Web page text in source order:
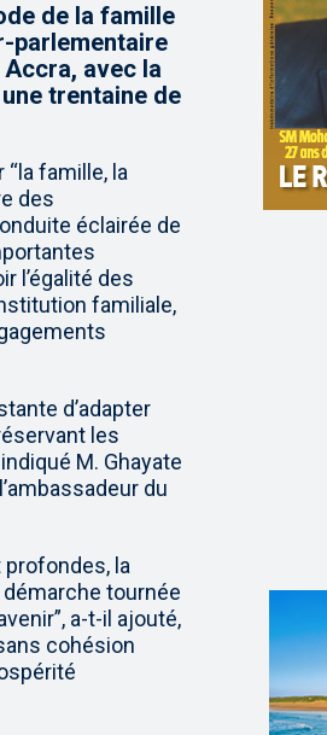
de la famille
parlementaire
avec la
trentaine de
famille, la
des
éclairée de
l’égalité des
familiale,
d’adapter
les
M. Ghayate
du
la
tournée
a-t-il ajouté,
cohésion